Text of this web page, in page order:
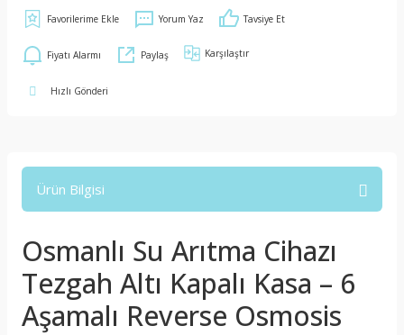
Yorum Yaz Tavsiye Et
Fiyatı Alarmı Paylaş Karşılaştır
Hızlı Gönderi
Ürün Bilgisi
Osmanlı Su Arıtma Cihazı
Tezgah Altı Kapalı Kasa – 6
Aşamalı Reverse Osmosis